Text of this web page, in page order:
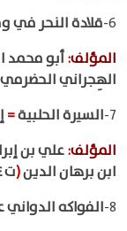
6- قلادة النحر في
المؤلف:أبو محمد
الهِجراني
7- السيرة الحلبية=
المؤلف:علي بن
ابن برهان الدين(ت ١٠٤٤هـ
8- الفواكه